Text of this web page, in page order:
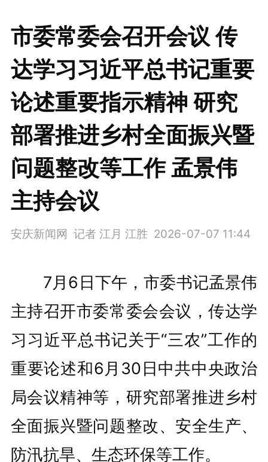
市委常委会召开会议 传
达学习习近平总书记重要
论述重要指示精神 研究
部署推进乡村全面振兴暨
问题整改等工作 孟景伟
主持会议
安庆新闻网 记者 江月 江胜 2026-07-07 11:44
7月6日下午，市委书记孟景伟
主持召开市委常委会会议，传达学
习习近平总书记关于“三农”工作的
重要论述和6月30日中共中央政治
局会议精神等，研究部署推进乡村
全面振兴暨问题整改、安全生产、
防汛抗旱、生态环保等工作。